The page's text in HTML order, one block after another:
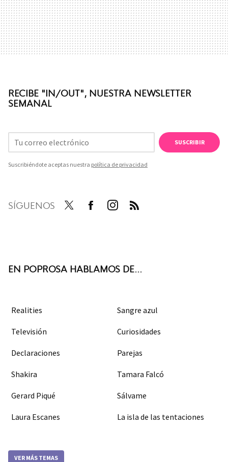
RECIBE "IN/OUT", NUESTRA NEWSLETTER
SEMANAL
SUSCRIBIR
Suscribiéndote aceptas nuestra política de privacidad
SÍGUENOS
EN POPROSA HABLAMOS DE...
Realities Sangre azul
Televisión Curiosidades
Declaraciones Parejas
Shakira Tamara Falcó
Gerard Piqué Sálvame
Laura Escanes La isla de las tentaciones
VER MÁS TEMAS